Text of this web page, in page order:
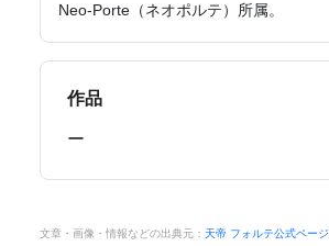
Neo-Porte（ネオポルテ）所属。
作品
ー
文章・画像・情報などの出典元： 天帝 フォルテ公式ページ